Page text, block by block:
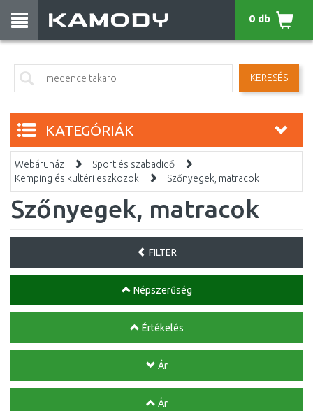
KERESÉS
0 db
KATEGÓRIÁK
Webáruház
Sport és szabadidő
Kemping és kültéri eszközök
Szőnyegek, matracok
Szőnyegek, matracok
FILTER
Népszerűség
Értékelés
Ár
Ár